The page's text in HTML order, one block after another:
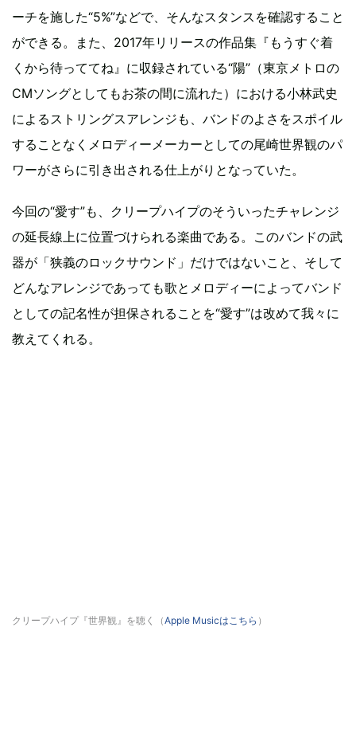
ーチを施した“5%”などで、そんなスタンスを確認すること
ができる。また、2017年リリースの作品集『もうすぐ着
くから待っててね』に収録されている“陽”（東京メトロの
CMソングとしてもお茶の間に流れた）における小林武史
によるストリングスアレンジも、バンドのよさをスポイル
することなくメロディーメーカーとしての尾崎世界観のパ
ワーがさらに引き出される仕上がりとなっていた。
今回の“愛す”も、クリープハイプのそういったチャレンジ
の延長線上に位置づけられる楽曲である。このバンドの武
器が「狭義のロックサウンド」だけではないこと、そして
どんなアレンジであっても歌とメロディーによってバンド
としての記名性が担保されることを“愛す”は改めて我々に
教えてくれる。
クリープハイプ『世界観』を聴く（Apple Musicはこちら ）